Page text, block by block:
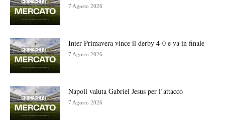
7 Agosto 2026
Inter Primavera vince il derby 4-0 e va in finale
7 Agosto 2026
Napoli valuta Gabriel Jesus per l’attacco
7 Agosto 2026